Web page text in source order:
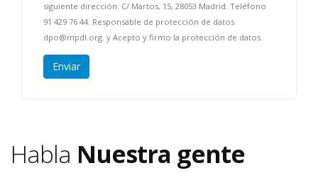
siguiente dirección: C/ Martos, 15, 28053 Madrid. Teléfono
91 429 76 44. Responsable de protección de datos
dpo@mpdl.org. y Acepto y firmo la protección de datos.
Habla Nuestra gente